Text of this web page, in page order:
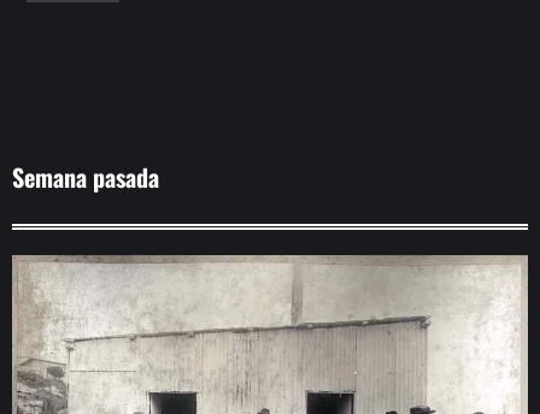
Semana pasada